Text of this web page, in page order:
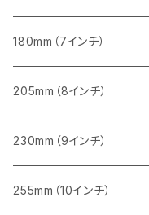
一般道路カッター用
405mm（16インチ）
一般道路カッター用
455ｍｍ（18インチ）
一般道路カッター用
コンクリート切断用
ブロック切断用
レンガ切断用
インターロッキング切断用
みかげ石（御影石）切断用
コンクリート切断用
ブロック切断用
レンガ切断用
みかげ石（御影石）切断用
コンクリート切断用
ブロック切断用
レンガ切断用
180mm（7インチ）
みかげ石（御影石）切断用
コンクリート切断用
ブロック切断用
205mm（8インチ）
みかげ石（御影石）切断用
コンクリート切断用
230mm（9インチ）
みかげ石（御影石）切断用
255mm（10インチ）